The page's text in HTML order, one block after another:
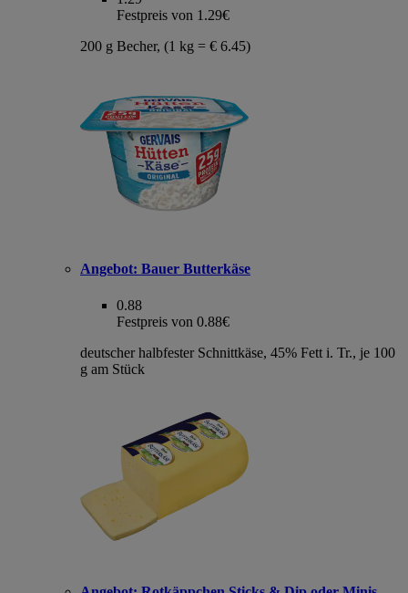
Festpreis von 1.29€
200 g Becher, (1 kg = € 6.45)
Angebot: Bauer Butterkäse
0.88
Festpreis von 0.88€
deutscher halbfester Schnittkäse, 45% Fett i. Tr., je 100
g am Stück